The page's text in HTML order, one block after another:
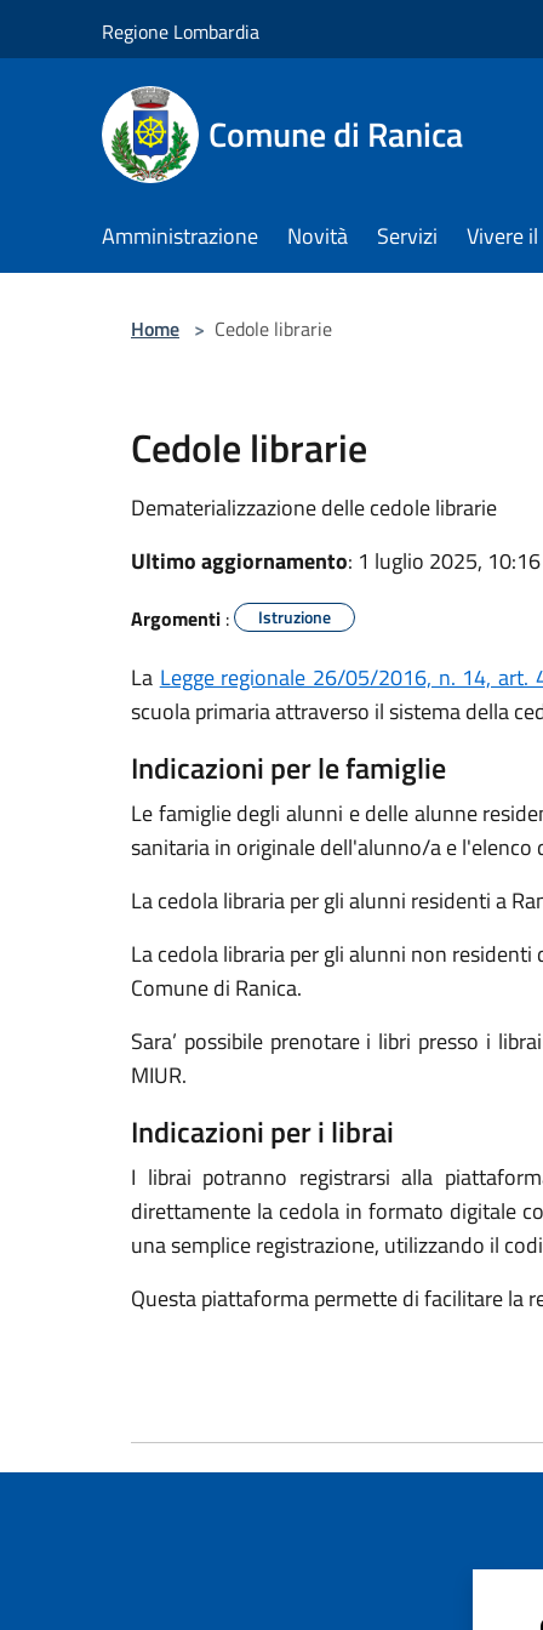
Regione Lombardia
Comune di Ranica
Amministrazione Novità Servizi Vivere
Home > Cedole librarie
Cedole librarie
Dematerializzazione delle cedole librarie
Ultimo aggiornamento: 1 luglio 2025, 10:16
Argomenti : Istruzione
La Legge regionale 26/05/2016, n. 14, art.
scuola primaria attraverso il sistema della
Indicazioni per le famiglie
Le famiglie degli alunni e delle alunne
sanitaria in originale dell'alunno/a e l'elenco
La cedola libraria per gli alunni residenti a
La cedola libraria per gli alunni non
Comune di Ranica.
Sara’ possibile prenotare i libri presso i
MIUR.
Indicazioni per i librai
I librai potranno registrarsi alla
direttamente la cedola in formato digitale
una semplice registrazione, utilizzando il
Questa piattaforma permette di facilitare la